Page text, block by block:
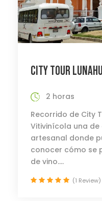
CITY TOUR
2 horas
Recorrido de City
Vitivinícola una
artesanal donde
conocer cómo se
de vino....
(1 Review)